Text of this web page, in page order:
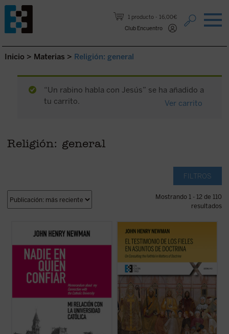
1 producto
16,00€
Club Encuentro
Saltar al contenido.
Inicio > Materias > Religión: general
“Un rabino habla con Jesús” se ha añadido a
tu carrito.
Ver carrito
Religión: general
FILTROS
Mostrando 1 - 12 de 110
resultados
Este libro recupera el memorando
definitivo redactado por Newman en 1873
lamentable fracaso. El autor desgrana sus
constantes desencuentros con el
arzobispo Paul Cullen y la jerarquía
(ver ficha)
El testimonio de los fieles en asuntos de
significativos de John Henry Newman en
su etapa católica. Publicado en 1859 en la
revistaThe Rambler, aborda una cuestión
decisiva en la vida de la ...(ver ficha)